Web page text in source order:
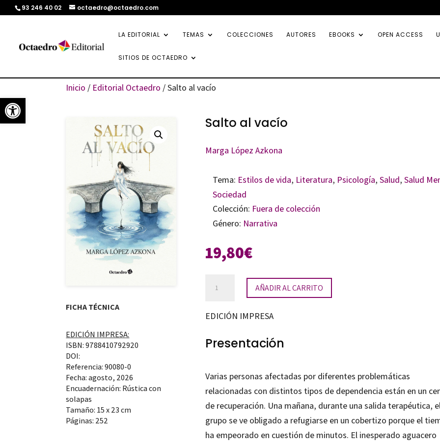
Abrir barra de herramientas
93 246 40 02 octaedro@octaedro.com
LA EDITORIAL TEMAS COLECCIONES AUTORES EBOOKS OPEN ACCESS
SITIOS DE OCTAEDRO
Inicio / Editorial Octaedro / Salto al vacío
FICHA TÉCNICA
EDICIÓN IMPRESA:
ISBN: 9788410792920
DOI:
Referencia: 90080-0
Fecha: agosto, 2026
Encuadernación: Rústica con
solapas
Tamaño: 15 x 23 cm
Páginas: 252
Salto al vacío
Marga López Azkona
Tema: Estilos de vida, Literatura, Psicología, Salud, Salud
Sociedad
Colección: Fuera de colección
Género: Narrativa
19,80€
vacío
AÑADIR AL CARRITO
EDICIÓN IMPRESA
Presentación
Varias personas afectadas por diferentes problemáticas
relacionadas con distintos tipos de dependencia están en un
de recuperación. Una mañana, durante una salida terapéutica,
grupo se ve obligado a refugiarse en un cobertizo porque el
ha empeorado en cuestión de minutos. El inesperado aguacero